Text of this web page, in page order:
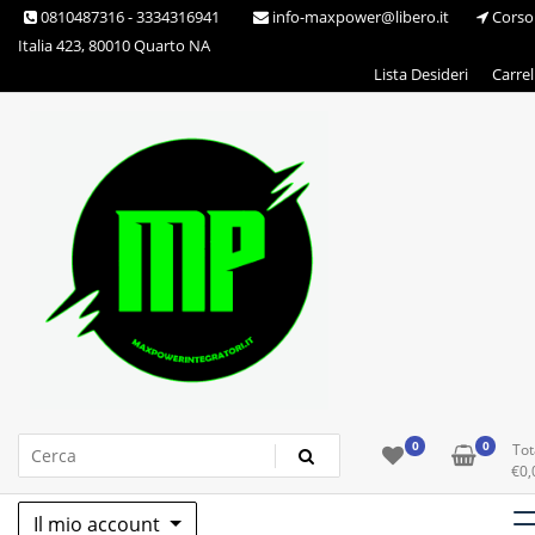
Skip 0810487316 - 3334316941 info-maxpower@libero.it
Corso
Italia 423, 80010 Quarto NA
Lista Desideri
Max Power Integratori 0 0
€
Il mio account